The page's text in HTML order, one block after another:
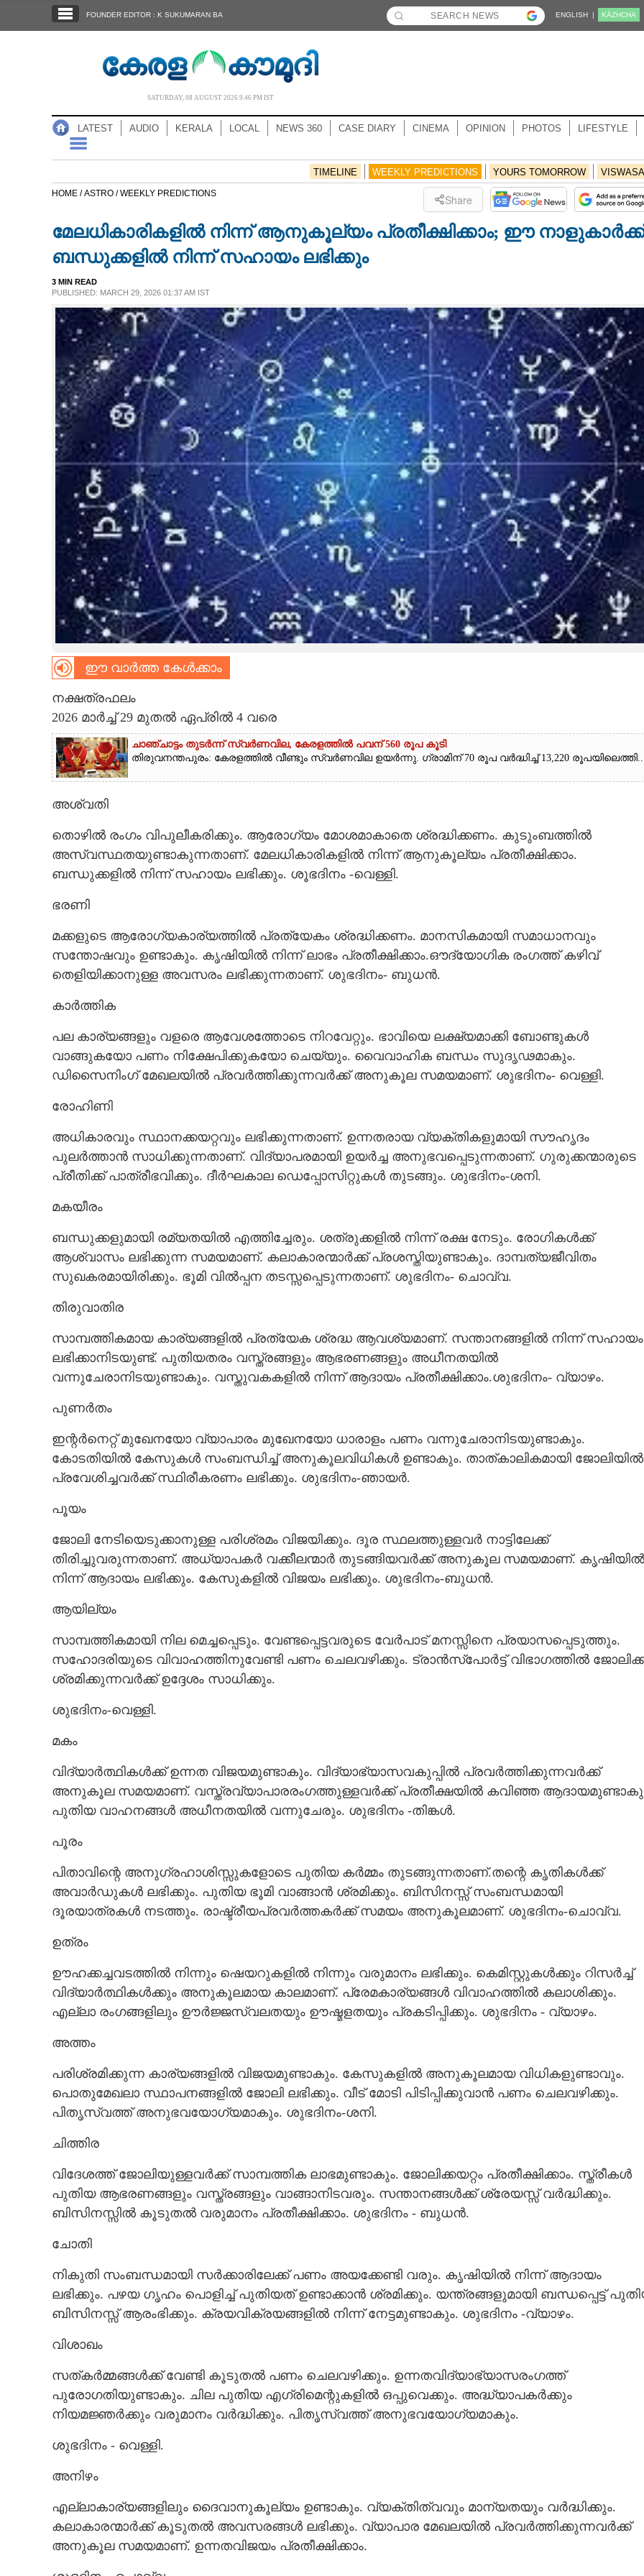
NOTIFIED NEWS
NEWS 360
CASE DIARY
LIFESTYLE
CARTOONS
FOUNDER EDITOR : K SUKUMARAN BA ENGLISH | KĀZHCHA
SATURDAY, 08 AUGUST 2026 9.46 PM IST
LATEST AUDIO KERALA LOCAL NEWS 360 CASE DIARY CINEMA OPINION PHOTOS LIFESTYLE
TIMELINE WEEKLY PREDICTIONS YOURS TOMORROW
HOME /ASTRO /WEEKLY PREDICTIONS Share
മേലധികാരികളിൽ നിന്ന് ആനുകൂല്യം പ്രതീക്ഷിക്കാം; ഈ നാളുകാർക്ക്​
ബന്ധുക്കളിൽ നിന്ന് സഹായം ലഭിക്കും
3 MIN READ
PUBLISHED: MARCH 29, 2026 01:37 AM IST
ഈ വാർത്ത കേൾക്കാം
നക്ഷത്രഫലം
2026 മാർച്ച് 29 മുതൽ ഏപ്രിൽ 4 വരെ
ചാഞ്ചാട്ടം തുടർന്ന് സ്വർണവില, കേരളത്തിൽ പവന് 560 രൂപ കൂടി
തിരുവനന്തപുരം: കേരളത്തിൽ വീണ്ടും സ്വർണവില ഉയർന്നു. ഗ്രാമിന് 70 രൂപ വർദ്ധിച്ച് 13,220
അശ്വതി
തൊഴിൽ രംഗം വിപുലീകരിക്കും. ആരോഗ്യം മോശമാകാതെ ശ്രദ്ധിക്കണം. കുടുംബത്തിൽ
അസ്വസ്ഥതയുണ്ടാകുന്നതാണ്. മേലധികാരികളിൽ നിന്ന് ആനുകൂല്യം പ്രതീക്ഷിക്കാം.
ബന്ധുക്കളിൽ നിന്ന് സഹായം ലഭിക്കും. ശൂഭദിനം -വെള്ളി.
ഭരണി
മക്കളുടെ ആരോഗ്യകാര്യത്തിൽ പ്രത്യേകം ശ്രദ്ധിക്കണം. മാനസികമായി സമാധാനവും
സന്തോഷവും ഉണ്ടാകും. കൃഷിയിൽ നിന്ന് ലാഭം പ്രതീക്ഷിക്കാം.ഔദ്യോഗിക രംഗത്ത് കഴിവ്
തെളിയിക്കാനുള്ള അവസരം ലഭിക്കുന്നതാണ്. ശുഭദിനം- ബുധൻ.
കാർത്തിക
പല കാര്യങ്ങളും വളരെ ആവേശത്തോടെ നിറവേറ്റും. ഭാവിയെ ലക്ഷ്യമാക്കി ബോണ്ടുകൾ
വാങ്ങുകയോ പണം നിക്ഷേപിക്കുകയോ ചെയ്യും. വൈവാഹിക ബന്ധം സുദൃഢമാകും.
ഡിസൈനിംഗ് മേഖലയിൽ പ്രവർത്തിക്കുന്നവർക്ക് അനുകൂല സമയമാണ്. ശുഭദിനം- വെള്ളി.
രോഹിണി
അധികാരവും സ്ഥാനക്കയറ്റവും ലഭിക്കുന്നതാണ്. ഉന്നതരായ വ്യക്തികളുമായി സൗഹൃദം
പുലർത്താൻ സാധിക്കുന്നതാണ്. വിദ്യാപരമായി ഉയർച്ച അനുഭവപ്പെടുന്നതാണ്. ഗുരുക്കന്മാരുടെ
പ്രീതിക്ക് പാത്രീഭവിക്കും. ദീർഘകാല ഡെപ്പോസിറ്റുകൾ തുടങ്ങും. ശുഭദിനം-ശനി.
മകയീരം
ബന്ധുക്കളുമായി രമ്യതയിൽ എത്തിച്ചേരും. ശത്രുക്കളിൽ നിന്ന് രക്ഷ നേടും. രോഗികൾക്ക്
ആശ്വാസം ലഭിക്കുന്ന സമയമാണ്. കലാകാരന്മാർക്ക് പ്രശസ്തിയുണ്ടാകും. ദാമ്പത്യജീവിതം
സുഖകരമായിരിക്കും. ഭൂമി വിൽപ്പന തടസ്സപ്പെടുന്നതാണ്. ശുഭദിനം- ചൊവ്വ.
തിരുവാതിര
സാമ്പത്തികമായ കാര്യങ്ങളിൽ പ്രത്യേക ശ്രദ്ധ ആവശ്യമാണ്. സന്താനങ്ങളിൽ നിന്ന് സഹായം
ലഭിക്കാനിടയുണ്ട്. പുതിയതരം വസ്ത്രങ്ങളും ആഭരണങ്ങളും അധീനതയിൽ
വന്നുചേരാനിടയുണ്ടാകും. വസ്തുവകകളിൽ നിന്ന് ആദായം പ്രതീക്ഷിക്കാം.ശുഭദിനം- വ്യാഴം.
പുണർതം
ഇന്റർനെറ്റ് മുഖേനയോ വ്യാപാരം മുഖേനയോ ധാരാളം പണം വന്നുചേരാനിടയുണ്ടാകും.
കോടതിയിൽ കേസുകൾ സംബന്ധിച്ച് അനുകൂലവിധികൾ ഉണ്ടാകും. താത്കാലികമായി ജോലിയിൽ
പ്രവേശിച്ചവർക്ക് സ്ഥിരീകരണം ലഭിക്കും. ശുഭദിനം-ഞായർ.
പൂയം
ജോലി നേടിയെടുക്കാനുള്ള പരിശ്രമം വിജയിക്കും. ദൂര സ്ഥലത്തുള്ളവർ നാട്ടിലേക്ക്
തിരിച്ചുവരുന്നതാണ്. അധ്യാപകർ വക്കീലന്മാർ തുടങ്ങിയവർക്ക് അനുകൂല സമയമാണ്. കൃഷിയിൽ
നിന്ന് ആദായം ലഭിക്കും. കേസുകളിൽ വിജയം ലഭിക്കും. ശുഭദിനം-ബുധൻ.
ആയില്യം
സാമ്പത്തികമായി നില മെച്ചപ്പെടും. വേണ്ടപ്പെട്ടവരുടെ വേർപാട് മനസ്സിനെ പ്രയാസപ്പെടുത്തും.
സഹോദരിയുടെ വിവാഹത്തിനുവേണ്ടി പണം ചെലവഴിക്കും. ട്രാൻസ്‌പോർട്ട് വിഭാഗത്തിൽ
ശ്രമിക്കുന്നവർക്ക് ഉദ്ദേശം സാധിക്കും.
ശുഭദിനം-വെള്ളി.
മകം
വിദ്യാർത്ഥികൾക്ക് ഉന്നത വിജയമുണ്ടാകും. വിദ്യാഭ്യാസവകുപ്പിൽ പ്രവർത്തിക്കുന്നവർക്ക്
അനുകൂല സമയമാണ്. വസ്ത്രവ്യാപാരരംഗത്തുള്ളവർക്ക് പ്രതീക്ഷയിൽ കവിഞ്ഞ
പുതിയ വാഹനങ്ങൾ അധീനതയിൽ വന്നുചേരും. ശുഭദിനം -തിങ്കൾ.
പൂരം
പിതാവിന്റെ അനുഗ്രഹാശിസ്സുകളോടെ പുതിയ കർമ്മം തുടങ്ങുന്നതാണ്.തന്റെ കൃതികൾക്ക്
അവാർഡുകൾ ലഭിക്കും. പുതിയ ഭൂമി വാങ്ങാൻ ശ്രമിക്കും. ബിസിനസ്സ് സംബന്ധമായി
ദൂരയാത്രകൾ നടത്തും. രാഷ്ട്രീയപ്രവർത്തകർക്ക് സമയം അനുകൂലമാണ്. ശുഭദിനം-ചൊവ്വ.
ഉത്രം
ഊഹക്കച്ചവടത്തിൽ നിന്നും ഷെയറുകളിൽ നിന്നും വരുമാനം ലഭിക്കും. കെമിസ്റ്റുകൾക്കും റിസർച്ച്
വിദ്യാർത്ഥികൾക്കും അനുകൂലമായ കാലമാണ്. പ്രേമകാര്യങ്ങൾ വിവാഹത്തിൽ കലാശിക്കും.
എല്ലാ രംഗങ്ങളിലും ഊർജ്ജസ്വലതയും ഊഷ്മളതയും പ്രകടിപ്പിക്കും. ശുഭദിനം - വ്യാഴം.
അത്തം
പരിശ്രമിക്കുന്ന കാര്യങ്ങളിൽ വിജയമുണ്ടാകും. കേസുകളിൽ അനുകൂലമായ വിധികളുണ്ടാവും.
പൊതുമേഖലാ സ്ഥാപനങ്ങളിൽ ജോലി ലഭിക്കും. വീട് മോടി പിടിപ്പിക്കുവാൻ പണം ചെലവഴിക്കും.
പിതൃസ്വത്ത് അനുഭവയോഗ്യമാകും. ശുഭദിനം-ശനി.
ചിത്തിര
വിദേശത്ത് ജോലിയുള്ളവർക്ക് സാമ്പത്തിക ലാഭമുണ്ടാകും. ജോലിക്കയറ്റം പ്രതീക്ഷിക്കാം. സ്ത്രീകൾ
പുതിയ ആഭരണങ്ങളും വസ്ത്രങ്ങളും വാങ്ങാനിടവരും. സന്താനങ്ങൾക്ക് ശ്രേയസ്സ് വർദ്ധിക്കും.
ബിസിനസ്സിൽ കൂടുതൽ വരുമാനം പ്രതീക്ഷിക്കാം. ശുഭദിനം - ബുധൻ.
ചോതി
നികുതി സംബന്ധമായി സർക്കാരിലേക്ക് പണം അയക്കേണ്ടി വരും. കൃഷിയിൽ നിന്ന് ആദായം
ലഭിക്കും. പഴയ ഗൃഹം പൊളിച്ച് പുതിയത് ഉണ്ടാക്കാൻ ശ്രമിക്കും. യന്ത്രങ്ങളുമായി ബന്ധപ്പെട്ട്
ബിസിനസ്സ് ആരംഭിക്കും. ക്രയവിക്രയങ്ങളിൽ നിന്ന് നേട്ടമുണ്ടാകും. ശുഭദിനം -വ്യാഴം.
വിശാഖം
സത്കർമ്മങ്ങൾക്ക് വേണ്ടി കൂടുതൽ പണം ചെലവഴിക്കും. ഉന്നതവിദ്യാഭ്യാസരംഗത്ത്
പുരോഗതിയുണ്ടാകും. ചില പുതിയ എഗ്രിമെന്റുകളിൽ ഒപ്പുവെക്കും. അദ്ധ്യാപകർക്കും
നിയമജ്ഞർക്കും വരുമാനം വർദ്ധിക്കും. പിതൃസ്വത്ത് അനുഭവയോഗ്യമാകും.
ശുഭദിനം - വെള്ളി.
അനിഴം
എല്ലാകാര്യങ്ങളിലും ദൈവാനുകൂല്യം ഉണ്ടാകും. വ്യക്തിത്വവും മാന്യതയും വർദ്ധിക്കും.
കലാകാരന്മാർക്ക് കൂടുതൽ അവസരങ്ങൾ ലഭിക്കും. വ്യാപാര മേഖലയിൽ പ്രവർത്തിക്കുന്നവർക്ക്
അനുകൂല സമയമാണ്. ഉന്നതവിജയം പ്രതീക്ഷിക്കാം.
മേലധികാരികളിൽ നിന്ന് ആനുകൂല്യം
പ്രതീക്ഷിക്കാം; ഈ നാളുകാർക്ക്​
Share this link
Copy Link